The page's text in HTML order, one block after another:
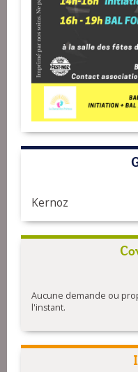
Kernoz
Aucune demande ou
l'instant.